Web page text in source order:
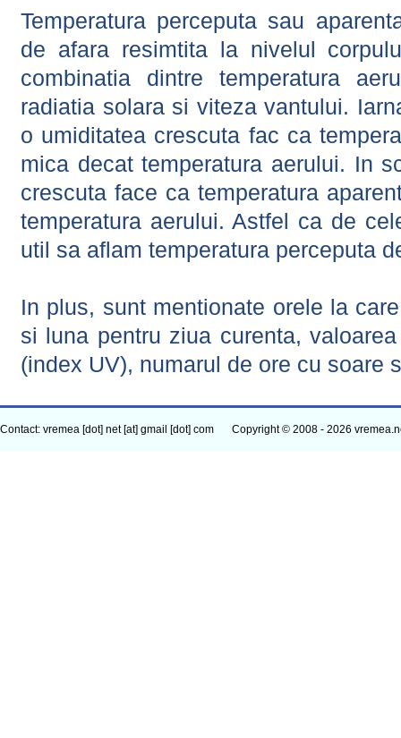
Temperatura perceputa sau
de afara resimtita la nivelul
combinatia dintre temperatura
radiatia solara si viteza vantului.
o umiditatea crescuta fac ca
mica decat temperatura aerului. In
crescuta face ca temperatura
temperatura aerului. Astfel ca de
util sa aflam temperatura perceputa
In plus, sunt mentionate orele la
si luna pentru ziua curenta,
(index UV), numarul de ore cu soare
Contact: vremea [dot] net [at] gmail [dot] com Copyright © 2008 - 2026